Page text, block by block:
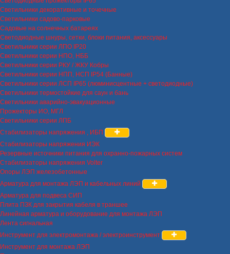
Светильники декоративные и точечные
Светильники садово-парковые
Садовые на солнечных батареях
Светодиодные шнуры, сетки, блоки питания, аксессуары
Светильники серии ЛПО IP20
Светильники серии НПО, НББ
Светильники серии РКУ / ЖКУ Кобры
Светильники серии НПП, НСП IP54 (Банные)
Светильники серии ЛСП IP65 (люминисцентные + светодиодные)
Светильники термостойкие для саун и бань
Светильники аварийно-эвакуационные
Прожекторы ИО, МГЛ
Светильники серии ЛПБ
Стабилизаторы напряжения , ИБП
Стабилизаторы напряжения ИЭК
Резервные источники питания для охранно-пожарных систем
Стабилизаторы напряжения Volter
Опоры ЛЭП железобетонные
Арматура для монтажа ЛЭП и кабельных линий
Арматура для подвеса СИП
Плита ПЗК для закрытия кабеля в траншее
Линейная арматура и оборудование для монтажа ЛЭП
Лента сигнальная
Инструмент для электромонтажа / электроинструмент
Инструмент для монтажа ЛЭП